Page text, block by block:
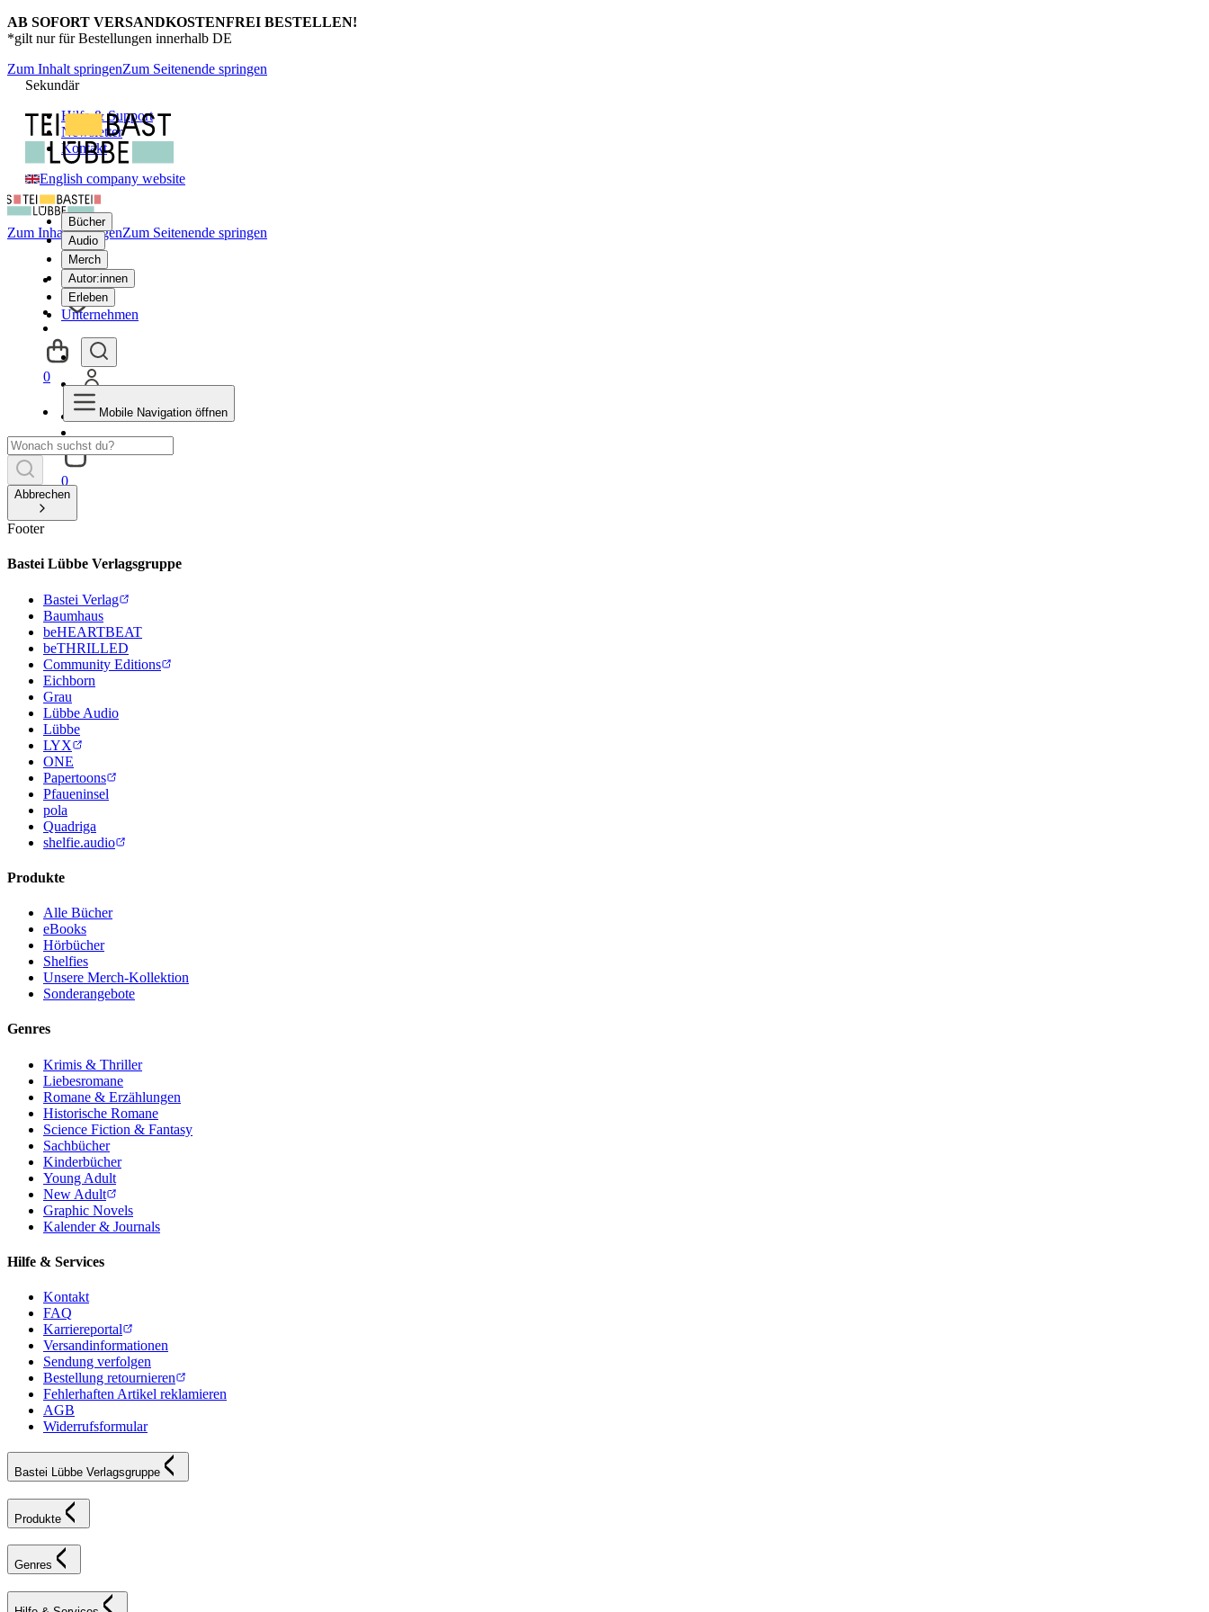
AB SOFORT VERSANDKOSTENFREI BESTELLEN!
*gilt nur für Bestellungen innerhalb DE
Zum Inhalt springenZum Seitenende springen
Sekundär
Hilfe & Support
Newsletter
Kontakt
English company website
Bücher
Audio
Merch
Autor:innen
Erleben
Unternehmen
0
Zum Inhalt springenZum Seitenende springen
0
Mobile Navigation öffnen
Abbrechen
Footer
Bastei Lübbe Verlagsgruppe
Bastei Verlag
Baumhaus
beHEARTBEAT
beTHRILLED
Community Editions
Eichborn
Grau
Lübbe Audio
Lübbe
LYX
ONE
Papertoons
Pfaueninsel
pola
Quadriga
shelfie.audio
Produkte
Alle Bücher
eBooks
Hörbücher
Shelfies
Unsere Merch-Kollektion
Sonderangebote
Genres
Krimis & Thriller
Liebesromane
Romane & Erzählungen
Historische Romane
Science Fiction & Fantasy
Sachbücher
Kinderbücher
Young Adult
New Adult
Graphic Novels
Kalender & Journals
Hilfe & Services
Kontakt
FAQ
Karriereportal
Versandinformationen
Sendung verfolgen
Bestellung retournieren
Fehlerhaften Artikel reklamieren
AGB
Widerrufsformular
Bastei Lübbe Verlagsgruppe
Produkte
Genres